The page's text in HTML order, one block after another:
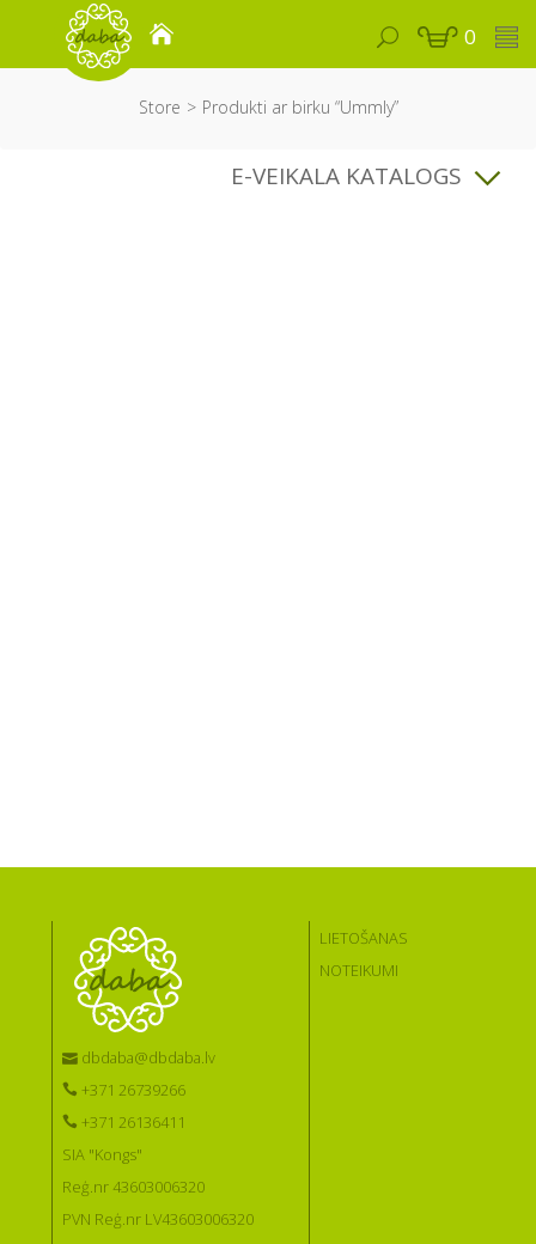
0
Store Produkti ar birku “Ummly”
E-VEIKALA KATALOGS
dbdaba@dbdaba.lv
+371 26739266
+371 26136411
SIA "Kongs"
Reģ.nr 43603006320
PVN Reģ.nr LV43603006320
LIETOŠANAS
NOTEIKUMI